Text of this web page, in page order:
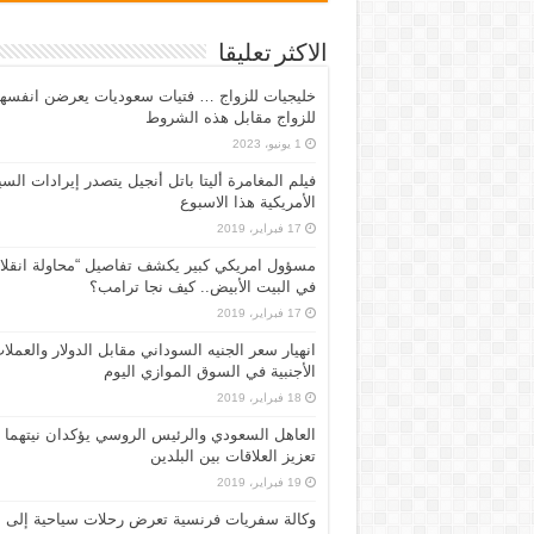
الاكثر تعليقا
خليجيات للزواج … فتيات سعوديات يعرضن
للزواج مقابل هذه الشروط
1 يونيو، 2023
فيلم المغامرة أليتا‭ ‬باتل أنجيل يتصدر إيرادات
الأمريكية هذا الاسبوع
17 فبراير، 2019
مسؤول امريكي كبير يكشف تفاصيل “محاولة
في البيت الأبيض.. كيف نجا ترامب؟
17 فبراير، 2019
انهيار سعر الجنيه السوداني مقابل الدولار
الأجنبية في السوق الموازي اليوم
18 فبراير، 2019
العاهل السعودي والرئيس الروسي يؤكدان نيتهما
تعزيز العلاقات بين البلدين
19 فبراير، 2019
وكالة سفريات فرنسية تعرض رحلات سياحية إلى